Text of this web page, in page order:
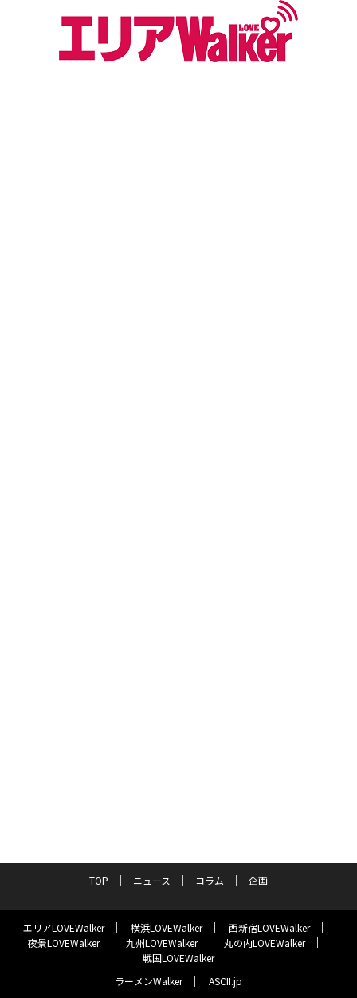
TOP ニュース コラム 企画
エリアLOVEWalker 横浜LOVEWalker
西新宿LOVEWalker
夜景LOVEWalker
九州LOVEWalker
丸の内LOVEWalker
戦国LOVEWalker
ラーメンWalker
ASCII.jp